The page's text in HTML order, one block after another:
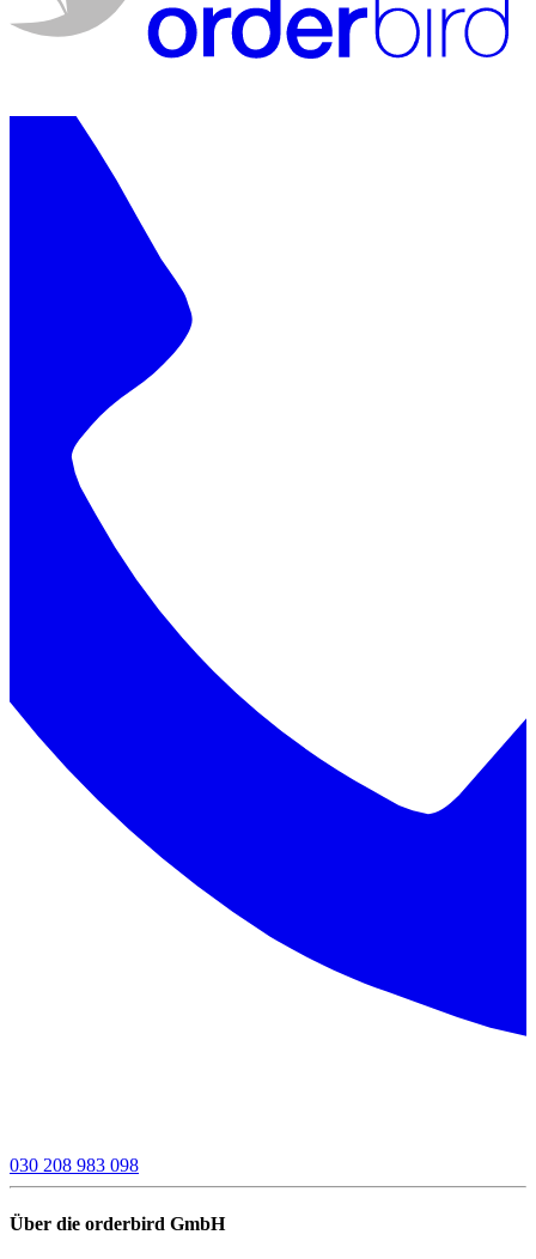
030 208 983 098
Über die orderbird GmbH